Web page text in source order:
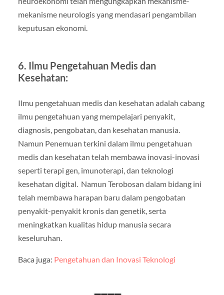
mekanisme neurologis yang mendasari pengambilan
keputusan ekonomi.
6. Ilmu Pengetahuan Medis dan
Kesehatan:
Ilmu pengetahuan medis dan kesehatan adalah cabang
ilmu pengetahuan yang mempelajari penyakit,
diagnosis, pengobatan, dan kesehatan manusia.
Namun Penemuan terkini dalam ilmu pengetahuan
medis dan kesehatan telah membawa inovasi-inovasi
seperti terapi gen, imunoterapi, dan teknologi
kesehatan digital. Namun Terobosan dalam bidang ini
telah membawa harapan baru dalam pengobatan
penyakit-penyakit kronis dan genetik, serta
meningkatkan kualitas hidup manusia secara
keseluruhan.
Baca juga: Pengetahuan dan Inovasi Teknologi